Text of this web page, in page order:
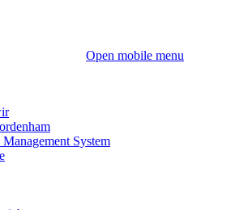
Open mobile menu
System